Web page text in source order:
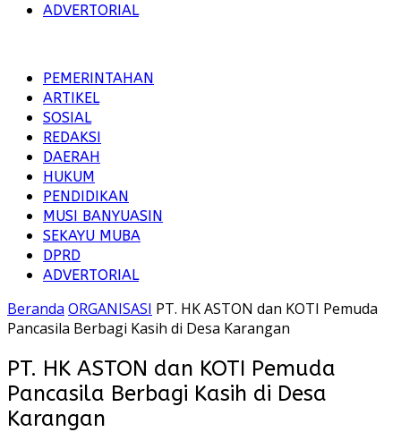
ADVERTORIAL
PEMERINTAHAN
ARTIKEL
SOSIAL
REDAKSI
DAERAH
HUKUM
PENDIDIKAN
MUSI BANYUASIN
SEKAYU MUBA
DPRD
ADVERTORIAL
Beranda ORGANISASI PT. HK ASTON dan KOTI Pemuda
Pancasila Berbagi Kasih di Desa Karangan
PT. HK ASTON dan KOTI Pemuda
Pancasila Berbagi Kasih di Desa
Karangan